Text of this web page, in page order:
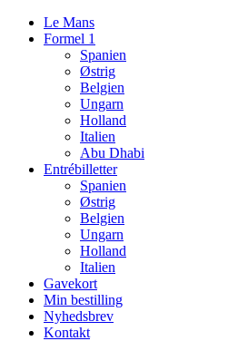
Le Mans
Formel 1
Spanien
Østrig
Belgien
Ungarn
Holland
Italien
Abu Dhabi
Entrébilletter
Spanien
Østrig
Belgien
Ungarn
Holland
Italien
Gavekort
Min bestilling
Nyhedsbrev
Kontakt